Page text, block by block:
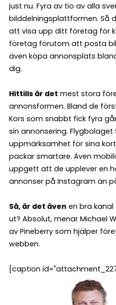
just nu. Fyra av tio av alla
bilddelningsplattformen. Så
att visa upp ditt företag för
företag förutom att posta
även köpa annonsplats
dig.
Hittills är det mest stora
annonsformen. Bland de
Kors som snabbt fick fyra
sin annonsering.
uppmärksamhet för sina
packar smartare. Även
uppgett att de upplever en
annonser på Instagram än
Så, är det även en bra
ut? Absolut, menar Michael
av Pineberry som hjälper
webben.
[caption